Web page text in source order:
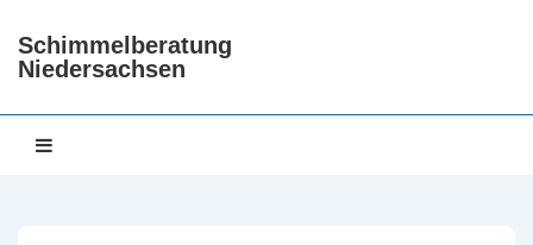
Zum
Inhalt
Schimmelberatung
Niedersachsen